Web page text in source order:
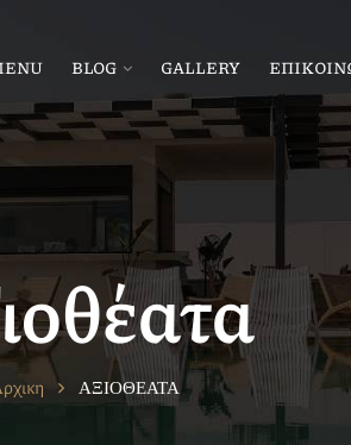
BLOG GALLERY
ΑΞΙΟΘΕΑΤΑ